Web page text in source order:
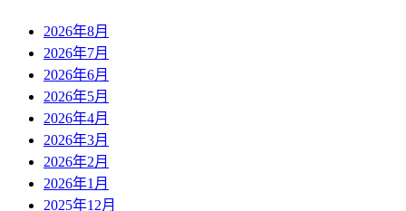
2026年8月
2026年7月
2026年6月
2026年5月
2026年4月
2026年3月
2026年2月
2026年1月
2025年12月